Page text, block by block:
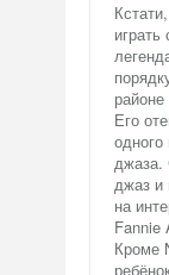
Его
одного
джаза.
джаз и
на
Fannie
Кроме